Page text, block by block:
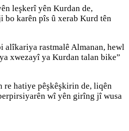
leşkerî yên Kurdan de,
karên pîs û xerab Kurd tên
alîkariya rastmalê Almanan, hewl
xwezayî ya Kurdan talan bike”
hatiye pêşkêşkirin de, liqên
wî yên girîng jî wusa